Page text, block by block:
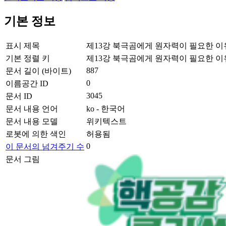
기본 정보
표시 제목
제13강 북극곰에게 원자력이 필요한 이
기본 정렬 키
제13강 북극곰에게 원자력이 필요한 이
문서 길이 (바이트)
887
이름공간 ID
0
문서 ID
3045
문서 내용 언어
ko - 한국어
문서 내용 모델
위키텍스트
로봇에 의한 색인
허용됨
이 문서의 넘겨주기 수 0
문서 그림